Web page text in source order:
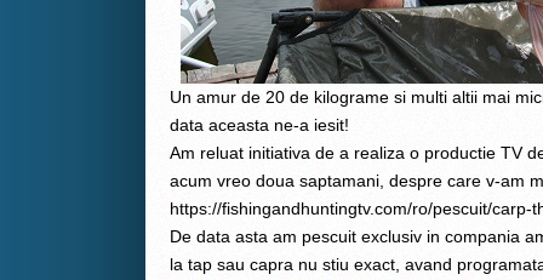
Un amur de 20 de kilograme si multi altii mai
data aceasta ne-a iesit!
Am reluat initiativa de a realiza o productie TV
acum vreo doua saptamani, despre care v-am
https://fishingandhuntingtv.com/ro/pescuit/
De data asta am pescuit exclusiv in compania
la tap sau capra nu stiu exact, avand